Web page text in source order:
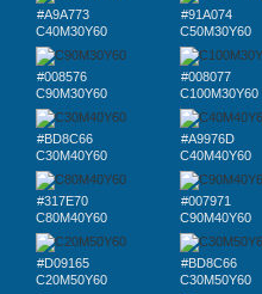
#A9A773
C40M30Y60
#91A074
C50M30Y60
#008576
C90M30Y60
#008077
C100M30Y60
#BD8C66
C30M40Y60
#A9976D
C40M40Y60
#317E70
C80M40Y60
#007971
C90M40Y60
#D09165
C20M50Y60
#BD8C66
C30M50Y60